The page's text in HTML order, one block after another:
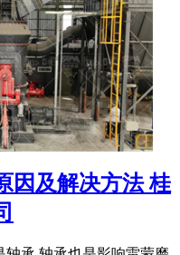
因及解决方法 桂